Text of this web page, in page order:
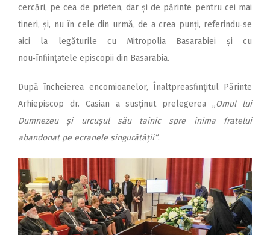
cercări, pe cea de prieten, dar și de părinte pentru cei mai
tineri, și, nu în cele din urmă, de a crea punți, referindu‑se
aici la legăturile cu Mitropolia Basarabiei și cu
nou‑înființatele epis­copii din Basarabia.
După încheierea encomioanelor, Înaltpreasfințitul Părinte
Arhiepiscop dr. Casian a susținut prelegerea „Omul lui
Dumnezeu și urcușul său tainic spre inima fratelui
abandonat pe ecranele singurătății“.